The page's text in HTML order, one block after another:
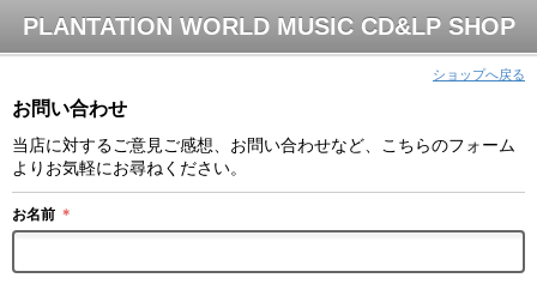
PLANTATION WORLD MUSIC CD&LP SHOP
ショップへ戻る
お問い合わせ
当店に対するご意見ご感想、お問い合わせなど、こちらのフォーム
よりお気軽にお尋ねください。
お名前 ＊